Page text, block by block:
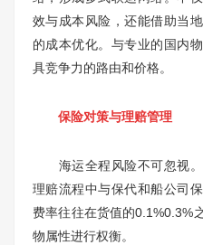
效与成本风险，还能借助当
的成本优化。与专业的国内
具竞争力的路由和价格。
保险对策与理赔管理
海运全程风险不可忽视。
理赔流程中与保代和船公司
费率往往在货值的0.1%0.3%
物属性进行权衡。